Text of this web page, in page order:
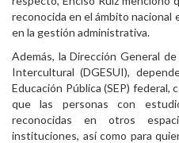
reconocida en el ámbito nacional
en la gestión administrativa.
Además, la Dirección General
Intercultural (DGESUI),
Educación Pública (SEP) federal,
que las personas con
reconocidas en otros
instituciones, así como para